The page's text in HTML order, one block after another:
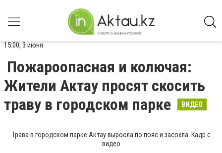
15:00, 3 июня
Пожароопасная и колючая:
Жители Актау просят скосить
траву в городском парке
ВИДЕО
Трава в городском парке Актау выросла по пояс и засохла. Кадр с
видео